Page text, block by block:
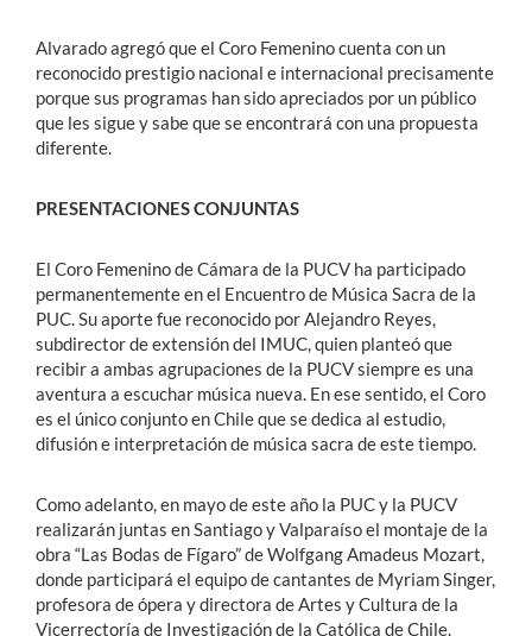
Alvarado agregó que el Coro Femenino cuenta con un
reconocido prestigio nacional e internacional precisamente
porque sus programas han sido apreciados por un público
que les sigue y sabe que se encontrará con una propuesta
diferente.
PRESENTACIONES CONJUNTAS
El Coro Femenino de Cámara de la PUCV ha participado
permanentemente en el Encuentro de Música Sacra de la
PUC. Su aporte fue reconocido por Alejandro Reyes,
subdirector de extensión del IMUC, quien planteó que
recibir a ambas agrupaciones de la PUCV siempre es una
aventura a escuchar música nueva. En ese sentido, el Coro
es el único conjunto en Chile que se dedica al estudio,
difusión e interpretación de música sacra de este tiempo.
Como adelanto, en mayo de este año la PUC y la PUCV
realizarán juntas en Santiago y Valparaíso el montaje de la
obra “Las Bodas de Fígaro” de Wolfgang Amadeus Mozart,
donde participará el equipo de cantantes de Myriam Singer,
profesora de ópera y directora de Artes y Cultura de la
Vicerrectoría de Investigación de la Católica de Chile.